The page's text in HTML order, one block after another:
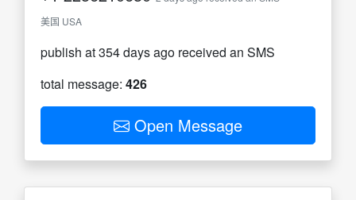
美国 USA
publish at 354 days ago received an SMS
total message: 426
Open Message